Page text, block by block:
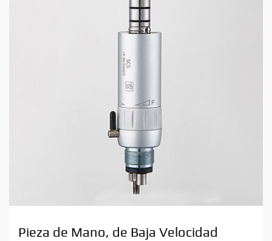
Pieza de Mano, de Baja Velocidad